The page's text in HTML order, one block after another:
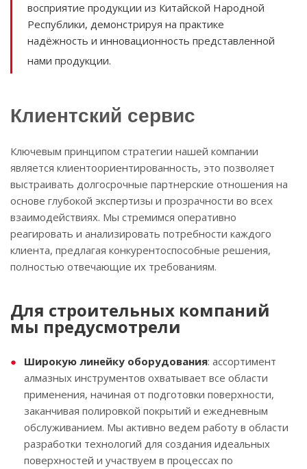
восприятие продукции из Китайской Народной
Республики, демонстрируя на практике
надёжность и инновационность представленной
нами продукции.
Клиентский сервис
Ключевым принципом стратегии нашей компании
является клиентоориентированность, это позволяет
выстраивать долгосрочные партнерские отношения на
основе глубокой экспертизы и прозрачности во всех
взаимодействиях. Мы стремимся оперативно
реагировать и анализировать потребности каждого
клиента, предлагая конкурентоспособные решения,
полностью отвечающие их требованиям.
Для строительных компаний
мы предусмотрели
Широкую линейку оборудования: ассортимент
алмазных инструментов охватывает все области
применения, начиная от подготовки поверхности,
заканчивая полировкой покрытий и ежедневным
обслуживанием. Мы активно ведем работу в области
разработки технологий для создания идеальных
поверхностей и участвуем в процессах по